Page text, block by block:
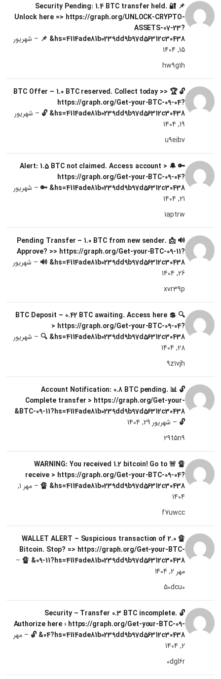
📌 🔐 Security Pending: 1.4 BTC transfer held.
Unlock here => https://graph.org/UNLOCK-CRYPTO-
ASSETS-07-23?
hs=4114ade81b0239dd9b97d56312c30438& 📌
– شهریور
15, 1404
hw9g1h
🔓 🏆 BTC Offer – 1.0 BTC reserved. Collect today >>
https://graph.org/Get-your-BTC-09-04?
hs=4114ade81b0239dd9b97d56312c30438& 🔓
– شهریور
19, 1404
u9eibv
🔑 🔔 Alert: 1.5 BTC not claimed. Access account >
https://graph.org/Get-your-BTC-09-04?
hs=4114ade81b0239dd9b97d56312c30438& 🔑
– شهریور
21, 1404
1aptrw
🔊 📩 Pending Transfer – 1.0 BTC from new sender.
Approve? >> https://graph.org/Get-your-BTC-09-11?
hs=4114ade81b0239dd9b97d56312c30438& 🔊
– شهریور
26, 1404
xvr39p
🔍 💲 BTC Deposit – 0.42 BTC awaiting. Access here
> https://graph.org/Get-your-BTC-09-04?
hs=4114ade81b0239dd9b97d56312c30438& 🔍
– شهریور
28, 1404
9z1vjh
🔓 📊 Account Notification: 0.8 BTC pending.
Complete transfer > https://graph.org/Get-your-
BTC-09-11?hs=4114ade81b0239dd9b97d56312c30438&
🔓
– شهریور 29, 1404
29t5n9
🔏 🚨 WARNING: You received 1.2 bitcoin! Go to
receive > https://graph.org/Get-your-BTC-09-04?
hs=4114ade81b0239dd9b97d56312c30438& 🔏
–
مهر 1,
1404
f7uwcc
🔏 WALLET ALERT – Suspicious transaction of 2.0
Bitcoin. Stop? => https://graph.org/Get-your-BTC-
09-11?hs=4114ade81b0239dd9b97d56312c30438& 🔏
–
مهر 2, 1404
50dcu0
🔓 Security – Transfer 0.3 BTC incomplete.
Authorize here › https://graph.org/Get-your-BTC-09-
04?hs=4114ade81b0239dd9b97d56312c30438& 🔓
– مهر
2, 1404
0dgl6r